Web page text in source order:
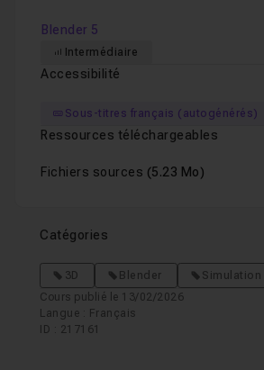
Blender 5
Intermédiaire
Accessibilité
Sous-titres français (autogénérés)
Ressources téléchargeables
Fichiers sources (5.23 Mo)
Catégories
3D Blender
Simulation
Cours publié le 13/02/2026
Langue : Français
ID : 217161